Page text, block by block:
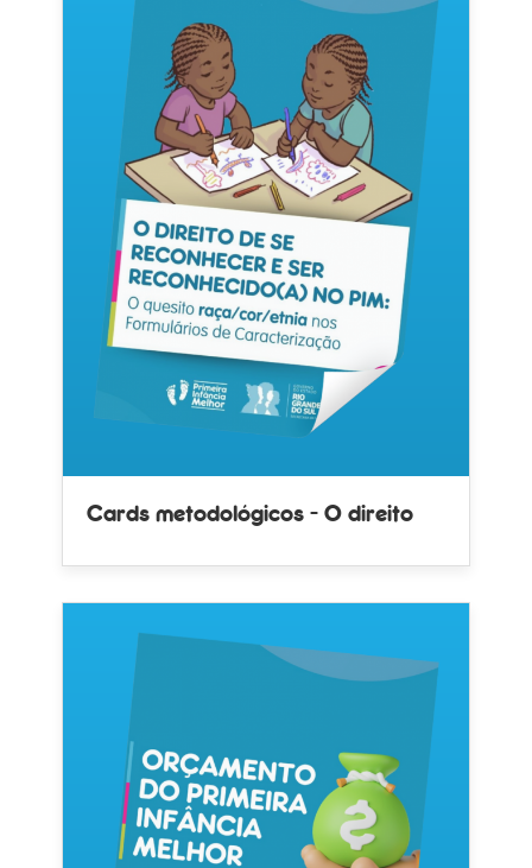
Cards metodológicos - O direito